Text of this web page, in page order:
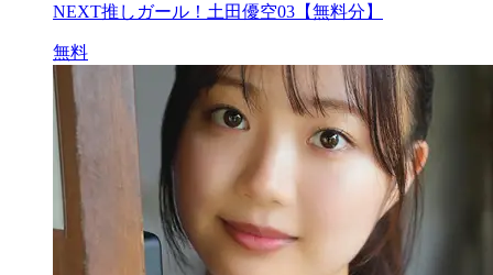
NEXT推しガール！土田優空03【無料分】
無料